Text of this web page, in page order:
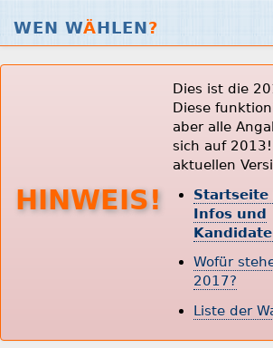
WEN WÄHLEN?
HINWEIS!
Dies ist die
Diese
aber alle
sich auf
aktuellen
Infos und
Wofür
2017?
Liste der